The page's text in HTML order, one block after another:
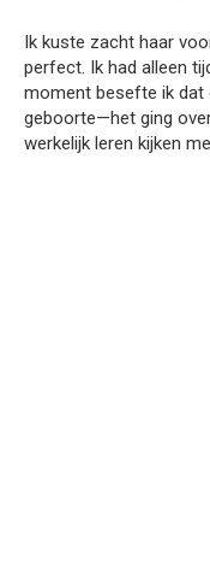
Ik kuste zacht haar
perfect. Ik had alleen
moment besefte ik dat
geboorte—het ging
werkelijk leren kijken